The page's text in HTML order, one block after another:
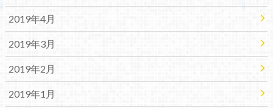
2019年4月
2019年3月
2019年2月
2019年1月